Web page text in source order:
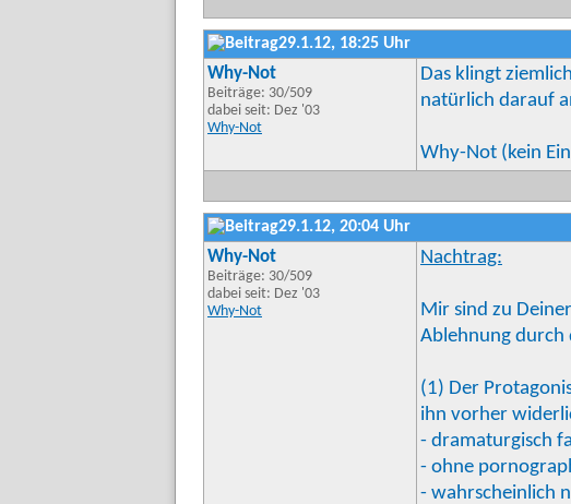
29.1.12, 18:25 Uhr
Why-Not
Beiträge: 30/509
dabei seit: Dez '03
Why-Not
Das klingt
natürlich darauf
Why-Not (kein
29.1.12, 20:04 Uhr
Why-Not
Beiträge: 30/509
dabei seit: Dez '03
Why-Not
Nachtrag:
Mir sind zu
Ablehnung durch
(1) Der
ihn vorher
- dramaturgisch
- ohne
- wahrscheinlich